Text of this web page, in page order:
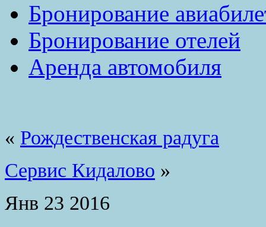
Бронирование
Бронирование отелей
Аренда автомобиля
« Рождественская радуга
Сервис Кидалово »
Янв 23 2016